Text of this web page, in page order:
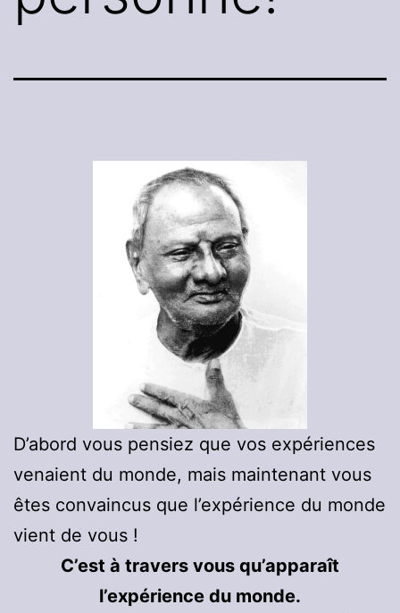
D’abord vous pensiez que vos expériences
venaient du monde, mais maintenant vous
êtes convaincus que l’expérience du monde
vient de vous !
C’est à travers vous qu’apparaît
l’expérience du monde.